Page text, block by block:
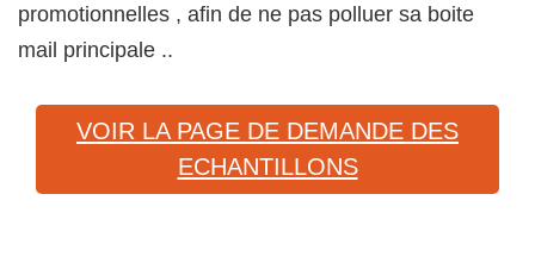
promotionnelles , afin de ne pas polluer sa boite
mail principale ..
VOIR LA PAGE DE DEMANDE DES
ECHANTILLONS